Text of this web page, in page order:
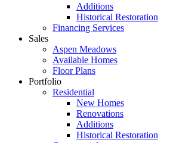
Additions
Historical Restoration
Financing Services
Sales
Aspen Meadows
Available Homes
Floor Plans
Portfolio
Residential
New Homes
Renovations
Additions
Historical Restoration